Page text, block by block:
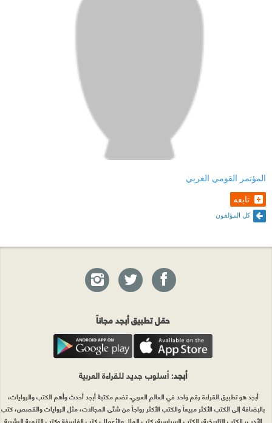
المؤتمر القومي العربي
تابعه
كل المؤلفون
حمّل تطبيق أبجد مجاناً
أبجد: أسلوب جديد للقراءة العربية
أبجد هو تطبيق القراءة رقم واحد في العالم العربي. تضم مكتبة أبجد أحدث وأهم الكتب والروايات،
بالإضافة إلى الكتب الأكثر مبيعاً والكتب الأكثر رواجاً من شتّى المجالات، مثل الروايات والقصص، كتب
الأدب، الكتب التاريخية، الكتب السياسية، كتب المال والأعمال، كتب الفلسفة وكتب التنمية البشرية